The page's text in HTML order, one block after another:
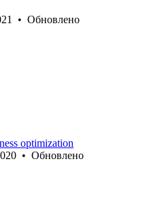
• Обновлено
optimization
• Обновлено